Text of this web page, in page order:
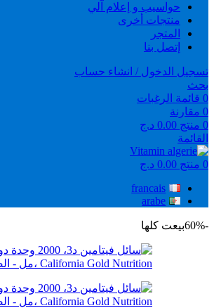
حواسيب و إعلام آلي
منتجات أخرى
المتجر
إتصل بنا
تسجيل الدخول / انشاء حساب
بحث
0 قائمة الرغبات
0 مقارنة
0 منتج 0.00 د.ج
القائمة
0 منتج 0.00 د.ج
francais
arabe
-60% بيعت كلها